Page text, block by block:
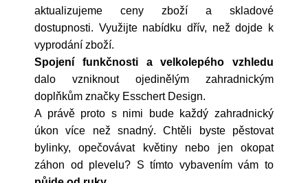
aktualizujeme ceny zboží a skladové
dostupnosti. Využijte nabídku dřív, než dojde k
vyprodání zboží.
Spojení funkčnosti a velkolepého vzhledu
dalo vzniknout ojedinělým zahradnickým
doplňkům značky Esschert Design.
A právě proto s nimi bude každý zahradnický
úkon více než snadný. Chtěli byste pěstovat
bylinky, opečovávat květiny nebo jen okopat
záhon od plevelu? S tímto vybavením vám to